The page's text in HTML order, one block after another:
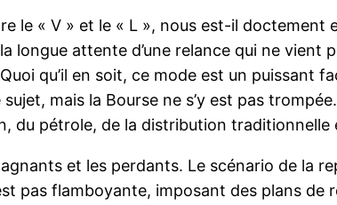
le « V » et le « L », nous est-il
longue attente d’une relance qui ne vient
qu’il en soit, ce mode est un puissant
mais la Bourse ne s’y est pas
du pétrole, de la distribution traditionnelle
et les perdants. Le scénario de la
pas flamboyante, imposant des plans